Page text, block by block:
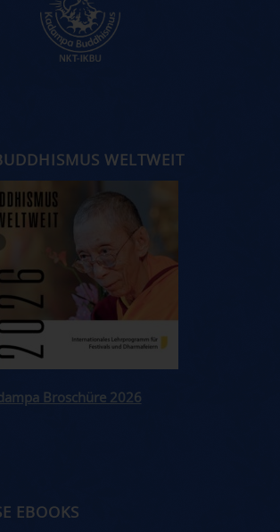
WELTWEIT
Broschüre 2026
EBOOKS